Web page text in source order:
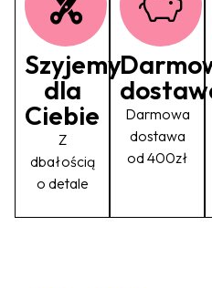
Szyjemy
dla
Ciebie
Z
dbałością
o detale
Darmowa
dostawa
od 400zł